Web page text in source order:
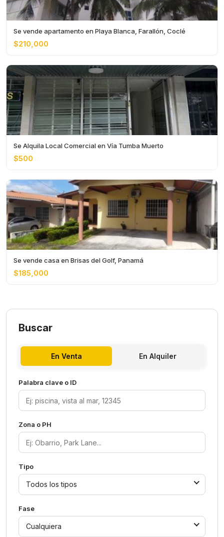
Se vende apartamento en Playa Blanca, Farallón, Coclé
$210,000
Se Alquila Local Comercial en Vía Tumba Muerto
$500
Se vende casa en Brisas del Golf, Panamá
$185,000
Buscar
En Venta En Alquiler
Palabra clave o ID
Zona o PH
Tipo
Todos los tipos
Fase
Cualquiera